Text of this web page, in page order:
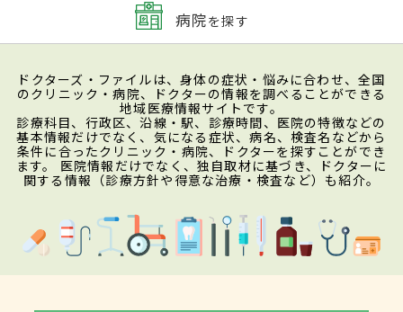
病院を探す
ドクターズ・ファイルは、身体の症状・悩みに合わせ、全国
のクリニック・病院、ドクターの情報を調べることができる
地域医療情報サイトです。
診療科目、行政区、沿線・駅、診療時間、医院の特徴などの
基本情報だけでなく、気になる症状、病名、検査名などから
条件に合ったクリニック・病院、ドクターを探すことができ
ます。 医院情報だけでなく、独自取材に基づき、ドクターに
関する情報（診療方針や得意な治療・検査など）も紹介。